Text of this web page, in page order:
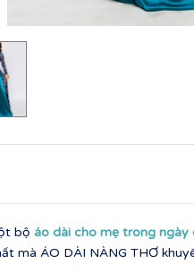
bộ áo dài cho mẹ trong ngày
mà ÁO DÀI NÀNG THƠ